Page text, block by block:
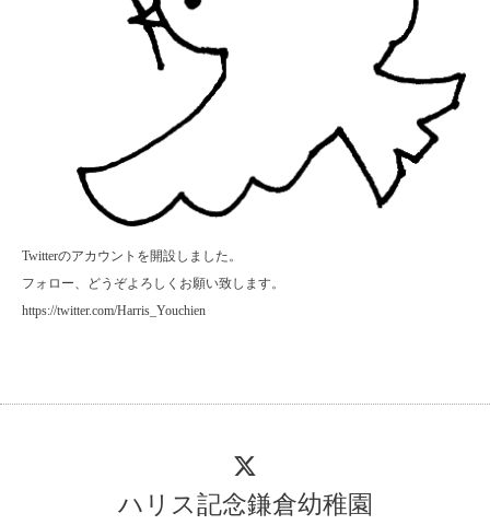
Twitterのアカウントを開設しました。
フォロー、どうぞよろしくお願い致します。
https://twitter.com/Harris_Youchien
ハリス記念鎌倉幼稚園